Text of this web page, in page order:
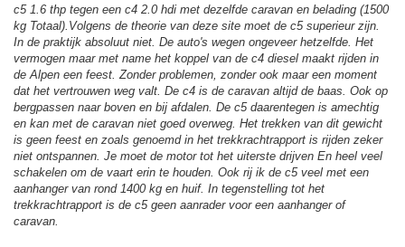
c5 1.6 thp tegen een c4 2.0 hdi met dezelfde caravan en belading (1500
kg Totaal).Volgens de theorie van deze site moet de c5 superieur zijn.
In de praktijk absoluut niet. De auto's wegen ongeveer hetzelfde. Het
vermogen maar met name het koppel van de c4 diesel maakt rijden in
de Alpen een feest. Zonder problemen, zonder ook maar een moment
dat het vertrouwen weg valt. De c4 is de caravan altijd de baas. Ook op
bergpassen naar boven en bij afdalen. De c5 daarentegen is amechtig
en kan met de caravan niet goed overweg. Het trekken van dit gewicht
is geen feest en zoals genoemd in het trekkrachtrapport is rijden zeker
niet ontspannen. Je moet de motor tot het uiterste drijven En heel veel
schakelen om de vaart erin te houden. Ook rij ik de c5 veel met een
aanhanger van rond 1400 kg en huif. In tegenstelling tot het
trekkrachtrapport is de c5 geen aanrader voor een aanhanger of
caravan.